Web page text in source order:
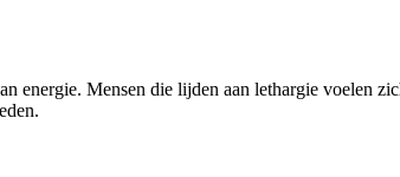
energie. Mensen die lijden aan lethargie voelen